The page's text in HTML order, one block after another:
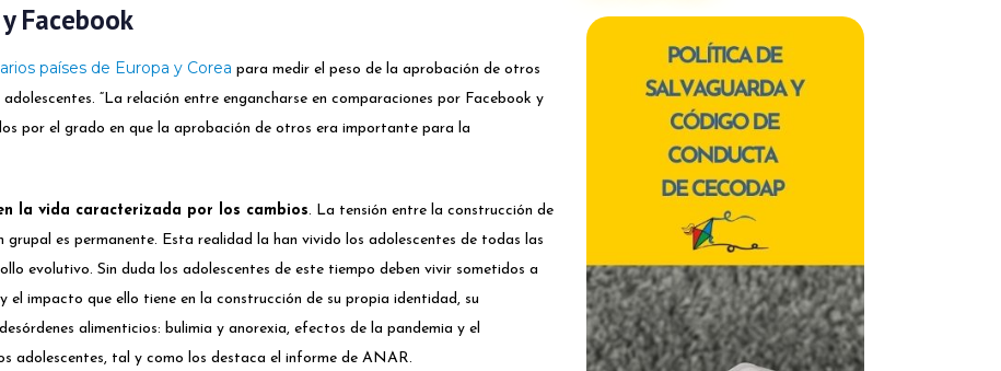
Facebook
países de Europa y Corea para medir el peso de la aprobación de otros
“La relación entre engancharse en comparaciones por Facebook y
por el grado en que la aprobación de otros era importante para la
la vida caracterizada por los cambios. La tensión entre la construcción de
es permanente. Esta realidad la han vivido los adolescentes de todas las
evolutivo. Sin duda los adolescentes de este tiempo deben vivir sometidos a
el impacto que ello tiene en la construcción de su propia identidad, su
alimenticios: bulimia y anorexia, efectos de la pandemia y el
adolescentes, tal y como los destaca el informe de ANAR.